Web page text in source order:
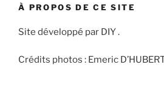
À PROPOS DE CE SITE
Site développé par DIY .
Crédits photos : Emeric